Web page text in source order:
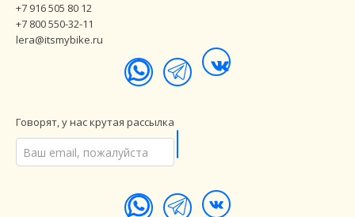
+7 916 505 80 12
+7 800 550-32-11
lera@itsmybike.ru
Говорят, у нас крутая рассылка